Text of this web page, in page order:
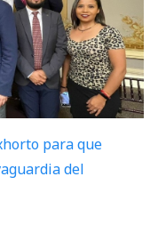
para que
del